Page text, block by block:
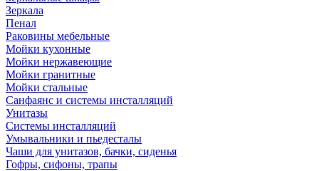
Зеркала
Пенал
Раковины мебельные
Мойки кухонные
Мойки нержавеющие
Мойки гранитные
Мойки стальные
Санфаянс и системы инсталляций
Унитазы
Системы инсталляций
Умывальники и пьедесталы
Чаши для унитазов, бачки, сиденья
Гофры, сифоны, трапы